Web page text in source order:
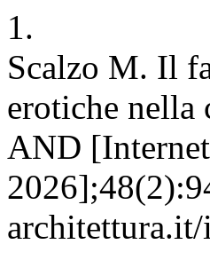
1.
Scalzo M. Il
erotiche nella
AND